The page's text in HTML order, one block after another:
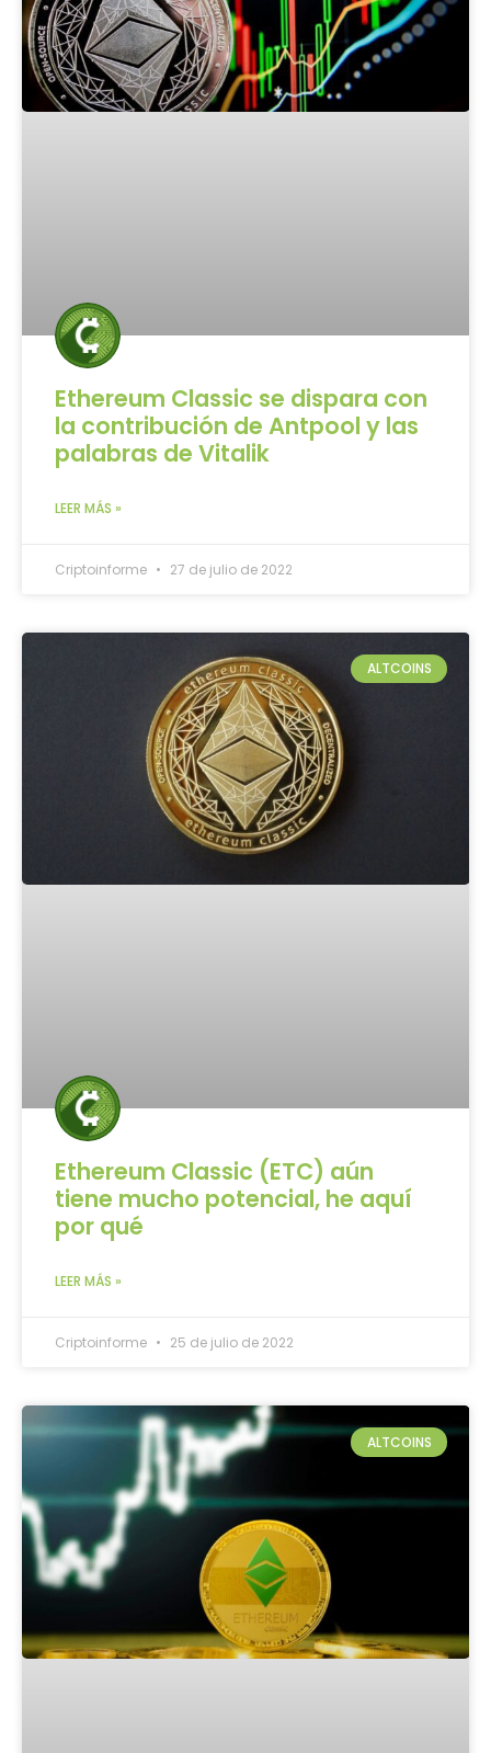
Ethereum Classic se dispara con
la contribución de Antpool y las
palabras de Vitalik
LEER MÁS »
Criptoinforme 27 de julio de 2022
ALTCOINS
Ethereum Classic (ETC) aún
tiene mucho potencial, he aquí
por qué
LEER MÁS »
Criptoinforme 25 de julio de 2022
ALTCOINS